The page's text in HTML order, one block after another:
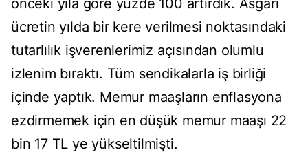
önceki yıla göre yüzde 100 artırdık. Asgari
ücretin yılda bir kere verilmesi noktasındaki
tutarlılık işverenlerimiz açısından olumlu
izlenim bıraktı. Tüm sendikalarla iş birliği
içinde yaptık. Memur maaşların enflasyona
ezdirmemek için en düşük memur maaşı 22
bin 17 TL ye yükseltilmişti.